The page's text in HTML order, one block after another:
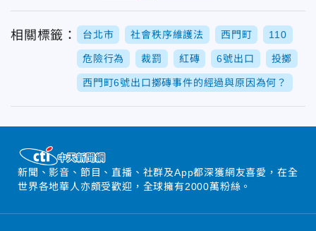
相關標籤： 台北市 社會秩序維護法 西門町 110
危險行為 裁罰 紅磚 6號出口 投擲
西門町6號出口擲磚事件的經過與原因為何？
新聞、影音、節目、直播、社群及App都深獲網友喜愛，在全
世界各地華人亦頗受歡迎，全球擁有2000萬粉絲。